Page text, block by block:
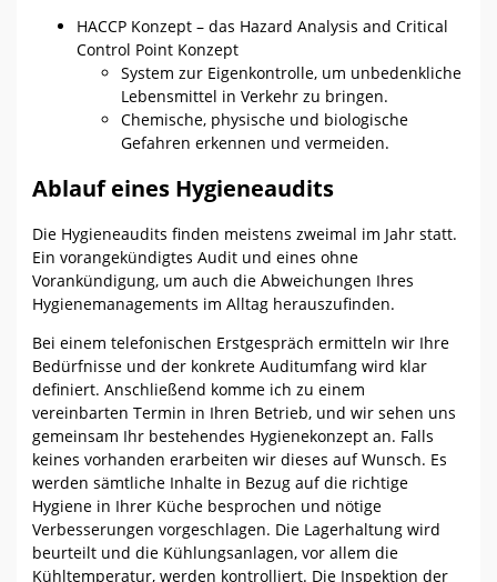
HACCP Konzept – das Hazard Analysis and Critical
Control Point Konzept
System zur Eigenkontrolle, um unbedenkliche
Lebensmittel in Verkehr zu bringen.
Chemische, physische und biologische
Gefahren erkennen und vermeiden.
Ablauf eines Hygieneaudits
Die Hygieneaudits finden meistens zweimal im Jahr statt.
Ein vorangekündigtes Audit und eines ohne
Vorankündigung, um auch die Abweichungen Ihres
Hygienemanagements im Alltag herauszufinden.
Bei einem telefonischen Erstgespräch ermitteln wir Ihre
Bedürfnisse und der konkrete Auditumfang wird klar
definiert. Anschließend komme ich zu einem
vereinbarten Termin in Ihren Betrieb, und wir sehen uns
gemeinsam Ihr bestehendes Hygienekonzept an. Falls
keines vorhanden erarbeiten wir dieses auf Wunsch. Es
werden sämtliche Inhalte in Bezug auf die richtige
Hygiene in Ihrer Küche besprochen und nötige
Verbesserungen vorgeschlagen. Die Lagerhaltung wird
beurteilt und die Kühlungsanlagen, vor allem die
Kühltemperatur, werden kontrolliert. Die Inspektion der